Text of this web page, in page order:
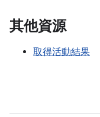
其他資源
取得活動結果